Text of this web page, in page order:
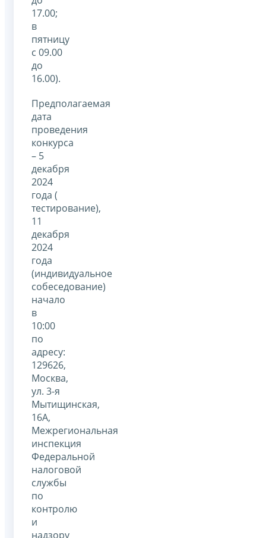
17.00;
в
пятницу
с 09.00
до
16.00).
Предполагаемая
дата
проведения
конкурса
– 5
декабря
2024
года (
тестирование),
11
декабря
2024
года
(индивидуальное
собеседование)
начало
в
10:00
по
адресу:
129626,
Москва,
ул. 3-я
Мытищинская,
16А,
Межрегиональная
инспекция
Федеральной
налоговой
службы
по
контролю
и
надзору